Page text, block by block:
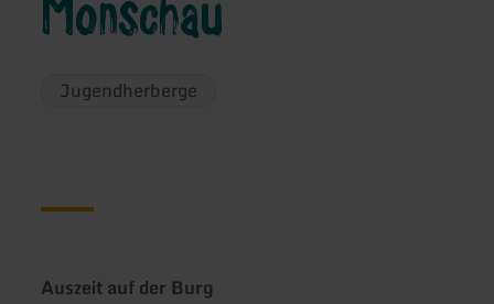
Monschau
Jugendherberge
Auszeit auf der Burg